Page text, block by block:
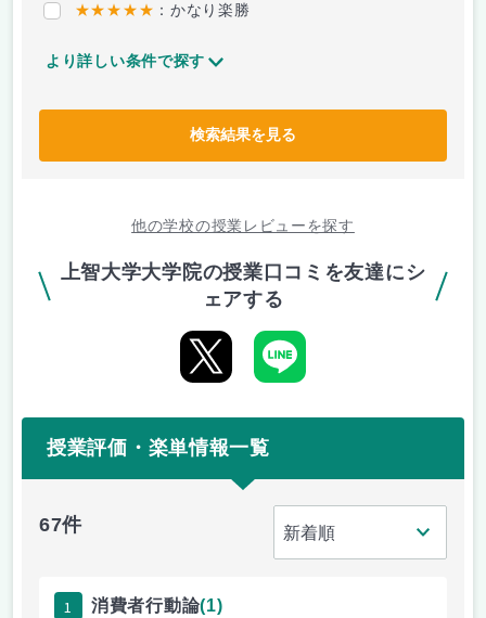
★★★★★ ：かなり楽勝
より詳しい条件で探す
検索結果を見る
他の学校の授業レビューを探す
上智大学大学院の授業口コミを友達にシ
ェアする
授業評価・楽単情報一覧
67件
1 消費者行動論(1)